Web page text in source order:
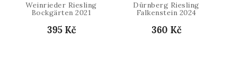
Weinrieder Riesling
Bockgärten 2021
395 Kč
Dürnberg Riesling
Falkenstein 2024
360 Kč